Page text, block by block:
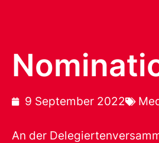
9 September 2022
An der